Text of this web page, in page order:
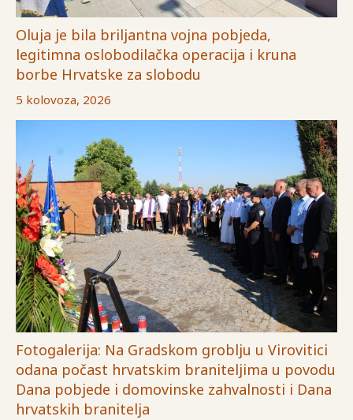
Oluja je bila briljantna vojna pobjeda,
legitimna oslobodilačka operacija i kruna
borbe Hrvatske za slobodu
5 kolovoza, 2026
Fotogalerija: Na Gradskom groblju u Virovitici
odana počast hrvatskim braniteljima u povodu
Dana pobjede i domovinske zahvalnosti i Dana
hrvatskih branitelja